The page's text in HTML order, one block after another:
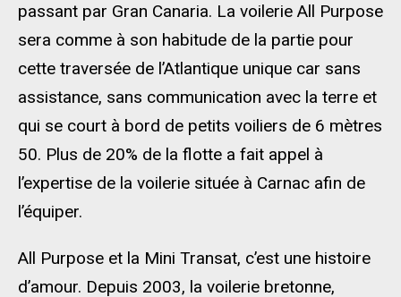
passant par Gran Canaria. La voilerie All Purpose
sera comme à son habitude de la partie pour
cette traversée de l’Atlantique unique car sans
assistance, sans communication avec la terre et
qui se court à bord de petits voiliers de 6 mètres
50. Plus de 20% de la flotte a fait appel à
l’expertise de la voilerie située à Carnac afin de
l’équiper.
All Purpose et la Mini Transat, c’est une histoire
d’amour. Depuis 2003, la voilerie bretonne,